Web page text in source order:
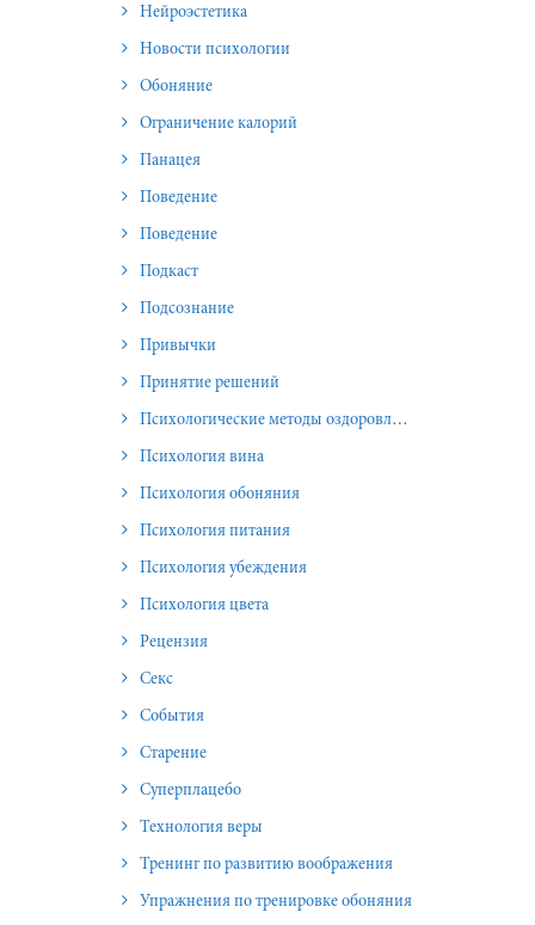
Нейроэстетика
Новости психологии
Обоняние
Ограничение калорий
Панацея
Поведение
Поведение
Подкаст
Подсознание
Привычки
Принятие решений
Психологические методы оздоровления и омоложения
Психология вина
Психология обоняния
Психология питания
Психология убеждения
Психология цвета
Рецензия
Секс
События
Старение
Суперплацебо
Технология веры
Тренинг по развитию воображения
Упражнения по тренировке обоняния